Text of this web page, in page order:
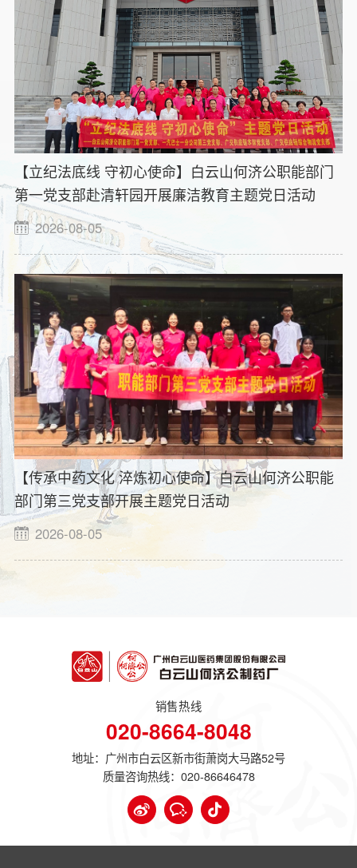
【立纪法底线 守初心使命】白云山何济公职能部门
第一党支部赴清轩园开展廉洁教育主题党日活动
2026-08-05
【传承中药文化 淬炼初心使命】白云山何济公职能
部门第三党支部开展主题党日活动
2026-08-05
销售热线
020-8664-8048
地址：广州市白云区新市街萧岗大马路52号
质量咨询热线： 020-86646478